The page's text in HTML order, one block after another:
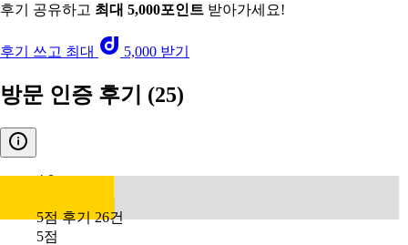
후기 공유하고 최대 5,000포인트 받아가세요!
후기 쓰고 최대 5,000 받기
방문 인증 후기 (25)
4.8
5점 후기 26건
5점